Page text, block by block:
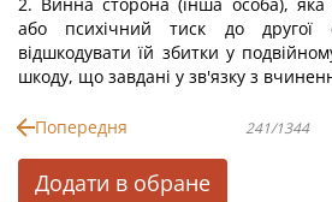
або психічний тиск до другої
відшкодувати їй збитки у
шкоду, що завдані у зв'язку з
Попередня 241/1344
Додати в обране